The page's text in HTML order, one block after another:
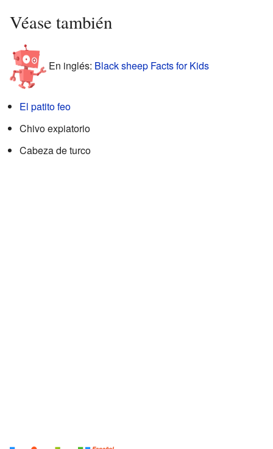
Véase también
En inglés: Black sheep Facts for Kids
El patito feo
Chivo expiatorio
Cabeza de turco